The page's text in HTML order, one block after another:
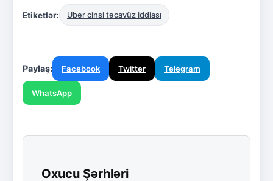
Etiketlər: Uber cinsi təcavüz iddiası
Paylaş: Facebook Twitter Telegram
WhatsApp
Oxucu Şərhləri